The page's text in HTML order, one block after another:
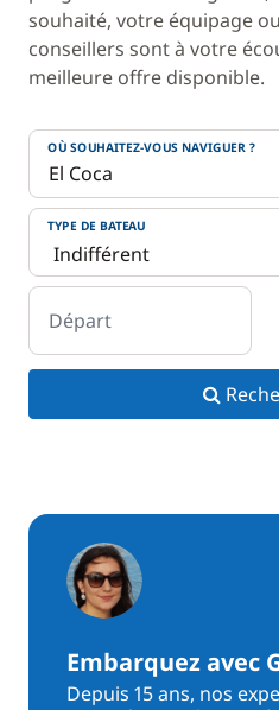
souhaité, votre équipage
conseillers sont à votre
meilleure offre disponible.
OÙ SOUHAITEZ-VOUS NAVIGUER ?
TYPE DE BATEAU
Départ
Embarquez avec
Depuis 15 ans, nos